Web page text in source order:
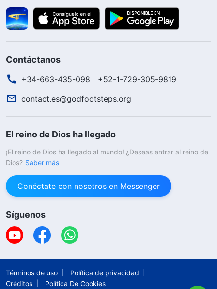
Contáctanos
+34-663-435-098
+52-1-729-305-9819
contact.es@godfootsteps.org
El reino de Dios ha llegado
¡El reino de Dios ha llegado al mundo! ¿Deseas entrar al reino de
Dios? Saber más
Conéctate con nosotros en Messenger
Síguenos
Términos de uso
Política de privacidad
Créditos
Política De Cookies